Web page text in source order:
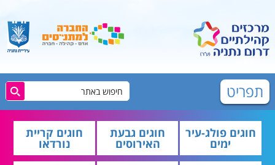
תפריט
חוגים פולג-עיר
ימים
חוגים גבעת
האירוסים
חוגים קריית
נורדאו